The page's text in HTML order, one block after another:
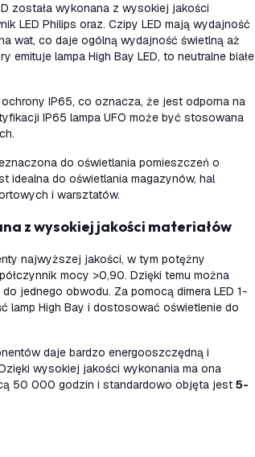
została wykonana z wysokiej jakości
LED Philips oraz. Czipy LED mają wydajność
wat, co daje ogólną wydajność świetlną aż
emituje lampa High Bay LED, to neutralne białe
IP65, co oznacza, że jest odporna na
IP65 lampa UFO może być stosowana
do oświetlania pomieszczeń o
idealna do oświetlania magazynów, hal
i warsztatów.
z wysokiej jakości materiałów
najwyższej jakości, w tym potężny
mocy >0,90. Dzięki temu można
jednego obwodu. Za pomocą dimera LED 1-
lamp High Bay i dostosować oświetlenie do
daje bardzo energooszczędną i
wysokiej jakości wykonania ma ona
50 000 godzin i standardowo objęta jest 5-